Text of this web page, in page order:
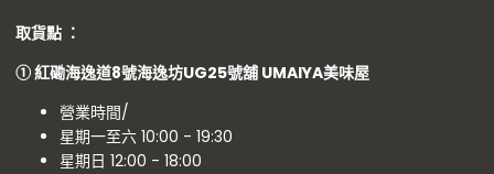
取貨點 ：
①紅磡海逸道8號海逸坊UG25號舖 UMAIYA美味屋
營業時間/
星期一至六 10:00 - 19:30
星期日 12:00 - 18:00